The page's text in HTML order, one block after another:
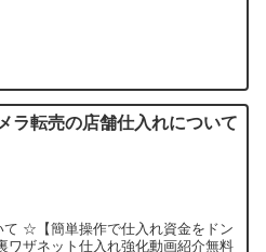
ラ転売の店舗仕入れについて
て ☆【簡単操作で仕入れ資金をドン
ワザネット仕入れ強化動画紹介無料